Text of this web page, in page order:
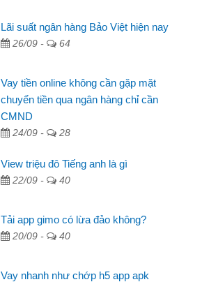
Lãi suất ngân hàng Bảo Việt hiện nay
26/09 - 64
Vay tiền online không cần gặp mặt
chuyển tiền qua ngân hàng chỉ cần
CMND
24/09 - 28
View triệu đô Tiếng anh là gì
22/09 - 40
Tải app gimo có lừa đảo không?
20/09 - 40
Vay nhanh như chớp h5 app apk